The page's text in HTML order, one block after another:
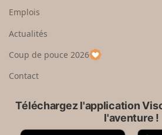
e
u
p
a
Emplois
Actualités
Coup de pouce 2026
Contact
Téléchargez l'application
l'aventure !